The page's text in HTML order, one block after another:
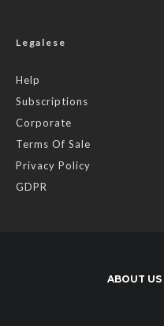
Legalese
Help
Subscriptions
Corporate
Terms Of Sale
Privacy Policy
GDPR
ABOUT US